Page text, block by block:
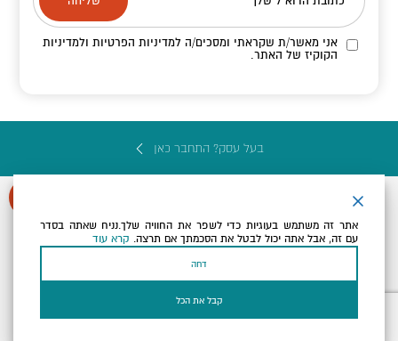
אני מאשר/ת שקראתי ומסכים/הלמדיניות הפרטיות ולמדיניות
הקוקיז של האתר.
בעל עסק? התחבר כאן
כל הזכויות שמורות לארץ ים המלח ©
אתר זה משתמש בעוגיות כדי לשפר את החוויה שלך.נניח שאתה בסדר
עם זה, אבל אתה יכול לבטל את הסכמתך אם תרצה. קרא עוד
דחה
קבל את הכל